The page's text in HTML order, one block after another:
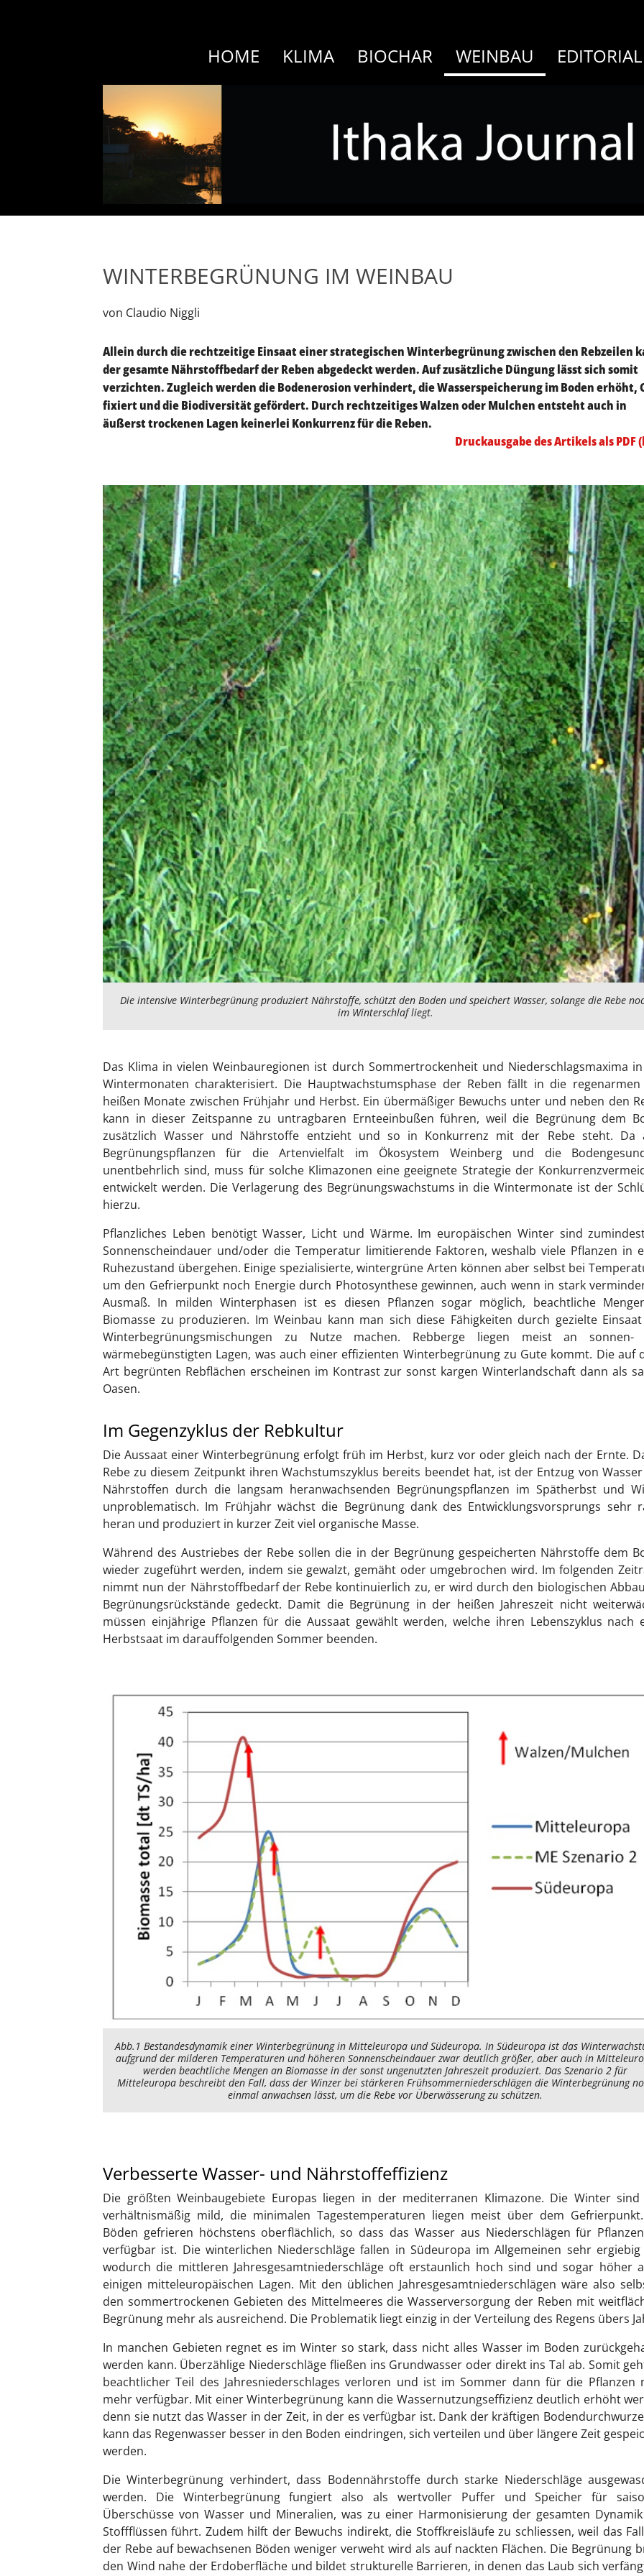
HOME KLIMA BIOCHAR WEINBAU EDITORIAL
WINTERBEGRÜNUNG IM WEINBAU
von Claudio Niggli
Allein durch die rechtzeitige Einsaat einer strategischen Winterbegrünung zwischen den Rebzeilen
der gesamte Nährstoffbedarf der Reben abgedeckt werden. Auf zusätzliche Düngung lässt sich somit
verzichten. Zugleich werden die Bodenerosion verhindert, die Wasserspeicherung im Boden erhöht,
fixiert und die Biodiversität gefördert. Durch rechtzeitiges Walzen oder Mulchen entsteht auch in
äußerst trockenen Lagen keinerlei Konkurrenz für die Reben.
Druckausgabe des Artikels als PDF
Die intensive Winterbegrünung produziert Nährstoffe, schützt den Boden und speichert Wasser, solange die Rebe
im Winterschlaf liegt.
Das Klima in vielen Weinbauregionen ist durch Sommertrockenheit und Niederschlagsmaxima
Wintermonaten charakterisiert. Die Hauptwachstumsphase der Reben fällt in die
heißen Monate zwischen Frühjahr und Herbst. Ein übermäßiger Bewuchs unter und neben den
kann in dieser Zeitspanne zu untragbaren Ernteeinbußen führen, weil die Begrünung dem
zusätzlich Wasser und Nährstoffe entzieht und so in Konkurrenz mit der Rebe steht. Da
Begrünungspflanzen für die Artenvielfalt im Ökosystem Weinberg und die
unentbehrlich sind, muss für solche Klimazonen eine geeignete Strategie der
entwickelt werden. Die Verlagerung des Begrünungswachstums in die Wintermonate ist der
hierzu.
Pflanzliches Leben benötigt Wasser, Licht und Wärme. Im europäischen Winter sind
Sonnenscheindauer und/oder die Temperatur limitierende Faktoren, weshalb viele Pflanzen in
Ruhezustand übergehen. Einige spezialisierte, wintergrüne Arten können aber selbst bei
um den Gefrierpunkt noch Energie durch Photosynthese gewinnen, auch wenn in stark
Ausmaß. In milden Winterphasen ist es diesen Pflanzen sogar möglich, beachtliche
Biomasse zu produzieren. Im Weinbau kann man sich diese Fähigkeiten durch gezielte
Winterbegrünungsmischungen zu Nutze machen. Rebberge liegen meist an sonnen-
wärmebegünstigten Lagen, was auch einer effizienten Winterbegrünung zu Gute kommt. Die auf
Art begrünten Rebflächen erscheinen im Kontrast zur sonst kargen Winterlandschaft dann als
Oasen.
Im Gegenzyklus der Rebkultur
Die Aussaat einer Winterbegrünung erfolgt früh im Herbst, kurz vor oder gleich nach der Ernte.
Rebe zu diesem Zeitpunkt ihren Wachstumszyklus bereits beendet hat, ist der Entzug von
Nährstoffen durch die langsam heranwachsenden Begrünungspflanzen im Spätherbst und
unproblematisch. Im Frühjahr wächst die Begrünung dank des Entwicklungsvorsprungs sehr
heran und produziert in kurzer Zeit viel organische Masse.
Während des Austriebes der Rebe sollen die in der Begrünung gespeicherten Nährstoffe dem
wieder zugeführt werden, indem sie gewalzt, gemäht oder umgebrochen wird. Im folgenden
nimmt nun der Nährstoffbedarf der Rebe kontinuierlich zu, er wird durch den biologischen
Begrünungsrückstände gedeckt. Damit die Begrünung in der heißen Jahreszeit nicht
müssen einjährige Pflanzen für die Aussaat gewählt werden, welche ihren Lebenszyklus nach
Herbstsaat im darauffolgenden Sommer beenden.
Abb.1 Bestandesdynamik einer Winterbegrünung in Mitteleuropa und Südeuropa. In Südeuropa ist das
aufgrund der milderen Temperaturen und höheren Sonnenscheindauer zwar deutlich größer, aber auch in
werden beachtliche Mengen an Biomasse in der sonst ungenutzten Jahreszeit produziert. Das Szenario 2 für
Mitteleuropa beschreibt den Fall, dass der Winzer bei stärkeren Frühsommerniederschlägen die Winterbegrünung
einmal anwachsen lässt, um die Rebe vor Überwässerung zu schützen.
Verbesserte Wasser- und Nährstoffeffizienz
Die größten Weinbaugebiete Europas liegen in der mediterranen Klimazone. Die Winter
verhältnismäßig mild, die minimalen Tagestemperaturen liegen meist über dem
Böden gefrieren höchstens oberflächlich, so dass das Wasser aus Niederschlägen für
verfügbar ist. Die winterlichen Niederschläge fallen in Südeuropa im Allgemeinen sehr ergiebig
wodurch die mittleren Jahresgesamtniederschläge oft erstaunlich hoch sind und sogar höher
einigen mitteleuropäischen Lagen. Mit den üblichen Jahresgesamtniederschlägen wäre also
den sommertrockenen Gebieten des Mittelmeeres die Wasserversorgung der Reben mit
Begrünung mehr als ausreichend. Die Problematik liegt einzig in der Verteilung des Regens übers
In manchen Gebieten regnet es im Winter so stark, dass nicht alles Wasser im Boden
werden kann. Überzählige Niederschläge fließen ins Grundwasser oder direkt ins Tal ab. Somit
beachtlicher Teil des Jahresniederschlages verloren und ist im Sommer dann für die Pflanzen
mehr verfügbar. Mit einer Winterbegrünung kann die Wassernutzungseffizienz deutlich erhöht
denn sie nutzt das Wasser in der Zeit, in der es verfügbar ist. Dank der kräftigen
kann das Regenwasser besser in den Boden eindringen, sich verteilen und über längere Zeit
werden.
Die Winterbegrünung verhindert, dass Bodennährstoffe durch starke Niederschläge
werden. Die Winterbegrünung fungiert also als wertvoller Puffer und Speicher für
Überschüsse von Wasser und Mineralien, was zu einer Harmonisierung der gesamten
Stoffflüssen führt. Zudem hilft der Bewuchs indirekt, die Stoffkreisläufe zu schliessen, weil das
der Rebe auf bewachsenen Böden weniger verweht wird als auf nackten Flächen. Die Begrünung
den Wind nahe der Erdoberfläche und bildet strukturelle Barrieren, in denen das Laub sich